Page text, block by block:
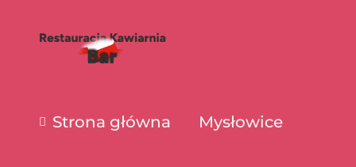
Strona główna Mysłowice